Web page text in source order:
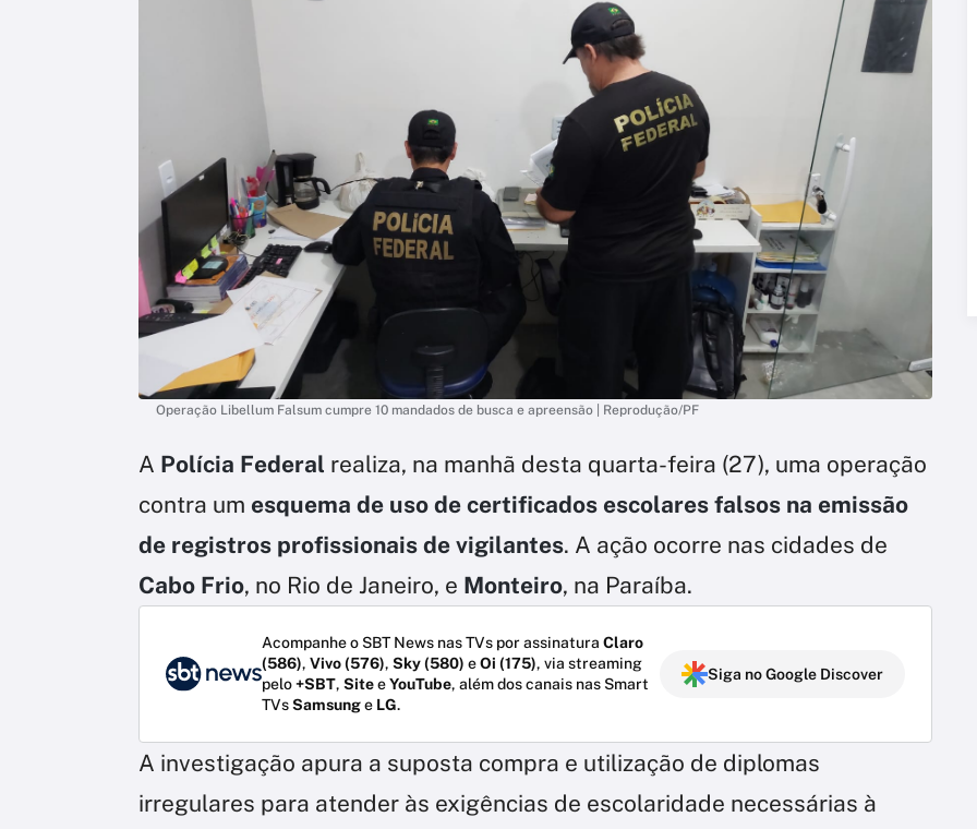
Operação Libellum Falsum cumpre 10 mandados de busca e apreensão | Reprodução/PF
A Polícia Federal realiza, na manhã desta quarta-feira (27), uma operação
contra um esquema de uso de certificados escolares falsos na emissão
de registros profissionais de vigilantes. A ação ocorre nas cidades de
Cabo Frio, no Rio de Janeiro, e Monteiro, na Paraíba.
Acompanhe o SBT News nas TVs por assinatura Claro
(586), Vivo (576), Sky (580) eOi (175), via streaming
pelo+SBT, SiteeYouTube, além dos canais nas Smart
TVsSamsunge LG.
Siga no Google Discover
A investigação apura a suposta compra e utilização de diplomas
irregulares para atender às exigências de escolaridade necessárias à